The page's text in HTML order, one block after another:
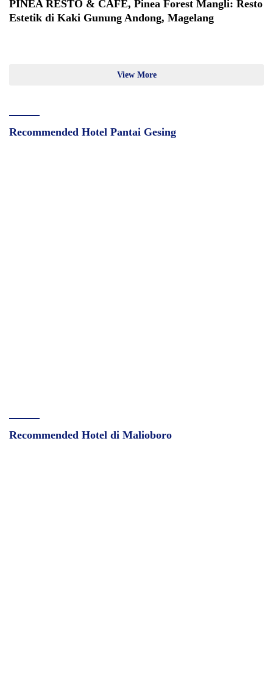
PINEA RESTO & CAFE, Pinea Forest Mangli: Resto
Estetik di Kaki Gunung Andong, Magelang
View More
Recommended Hotel Pantai Gesing
Recommended Hotel di Malioboro